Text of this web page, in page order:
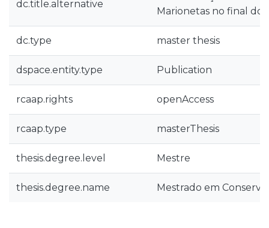
dc.title.alternative
Marionetas no final do
dc.type master thesis
dspace.entity.type Publication
rcaap.rights openAccess
rcaap.type masterThesis
thesis.degree.level Mestre
thesis.degree.name Mestrado em